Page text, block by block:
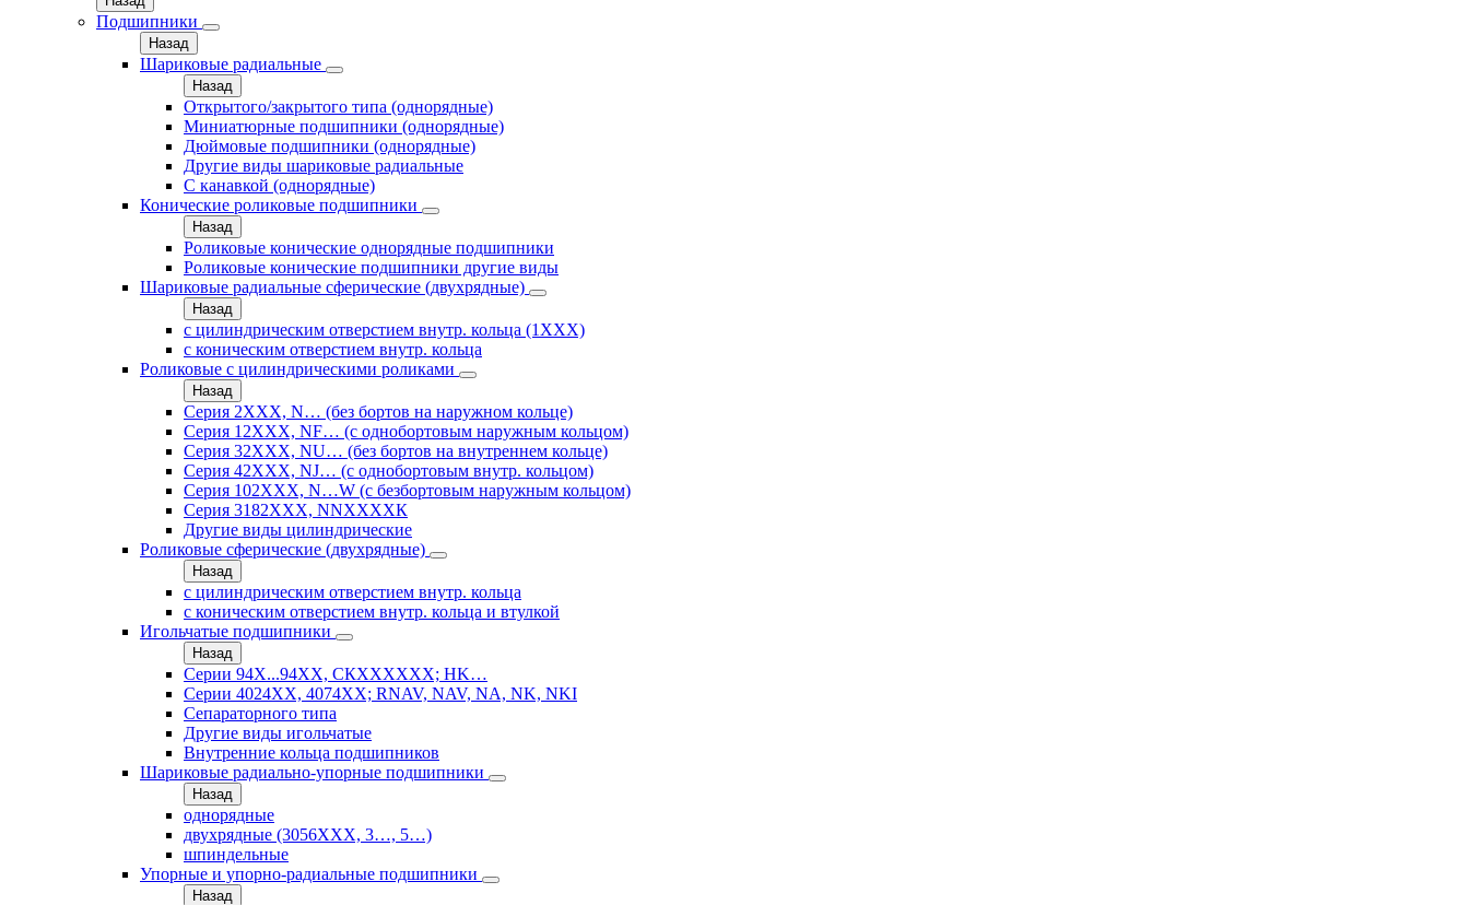
Подшипники
Назад
Шариковые радиальные
Назад
Открытого/закрытого типа (однорядные)
Миниатюрные подшипники (однорядные)
Дюймовые подшипники (однорядные)
Другие виды шариковые радиальные
С канавкой (однорядные)
Конические роликовые подшипники
Назад
Роликовые конические однорядные подшипники
Роликовые конические подшипники другие виды
Шариковые радиальные сферические (двухрядные)
Назад
с цилиндрическим отверстием внутр. кольца (1ХХХ)
с коническим отверстием внутр. кольца
Роликовые с цилиндрическими роликами
Назад
Серия 2ХХХ, N… (без бортов на наружном кольце)
Серия 12ХХХ, NF… (с однобортовым наружным кольцом)
Серия 32ХХХ, NU… (без бортов на внутреннем кольце)
Серия 42ХХХ, NJ… (с однобортовым внутр. кольцом)
Серия 102ХХХ, N…W (с безбортовым наружным кольцом)
Серия 3182ХХХ, NNХХХХК
Другие виды цилиндрические
Роликовые сферические (двухрядные)
Назад
с цилиндрическим отверстием внутр. кольца
с коническим отверстием внутр. кольца и втулкой
Игольчатые подшипники
Назад
Серии 94Х...94ХХ, СКХХХХХХ; HK…
Серии 4024ХХ, 4074ХХ; RNAV, NAV, NA, NK, NKI
Сепараторного типа
Другие виды игольчатые
Внутренние кольца подшипников
Шариковые радиально-упорные подшипники
Назад
однорядные
двухрядные (3056ХХХ, 3…, 5…)
шпиндельные
Упорные и упорно-радиальные подшипники
Назад